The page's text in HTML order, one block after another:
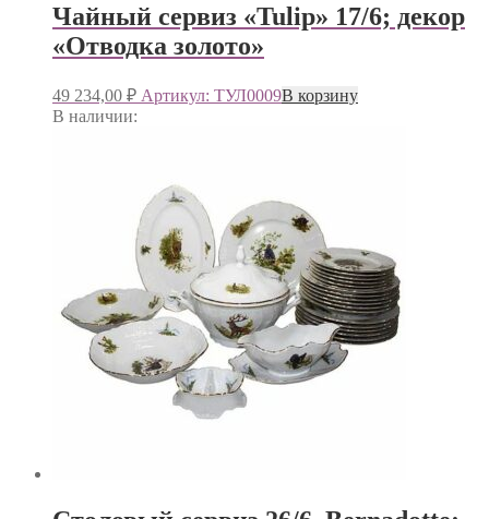
Чайный сервиз «Tulip» 17/6; декор
«Отводка золото»
49 234,00 ₽ Артикул: ТУЛ0009В корзину
В наличии: